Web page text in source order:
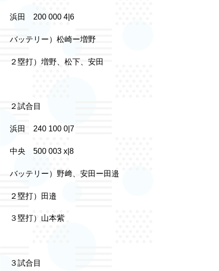
浜田 200 000 4|6
バッテリー）松崎ー増野
２塁打）増野、松下、安田
２試合目
浜田 240 100 0|7
中央 500 003 x|8
バッテリー）野﨑、安田ー田邉
２塁打）田邉
３塁打）山本紫
３試合目